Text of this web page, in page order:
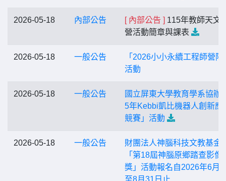
2026-05-18 內部公告 [ 內部公告 ] 115年教師天文
營活動簡章與課表
2026-05-18 一般公告
「2026小小永續工程師營隊
活動
2026-05-18 一般公告
國立屏東大學教育學系協辦
5年Kebbi凱比機器人創新應
競賽」活動
2026-05-18 一般公告
財團法人神腦科技文教基金
「第18屆神腦原鄉踏查影像
獎」活動報名自2026年6月1
至8月31日止